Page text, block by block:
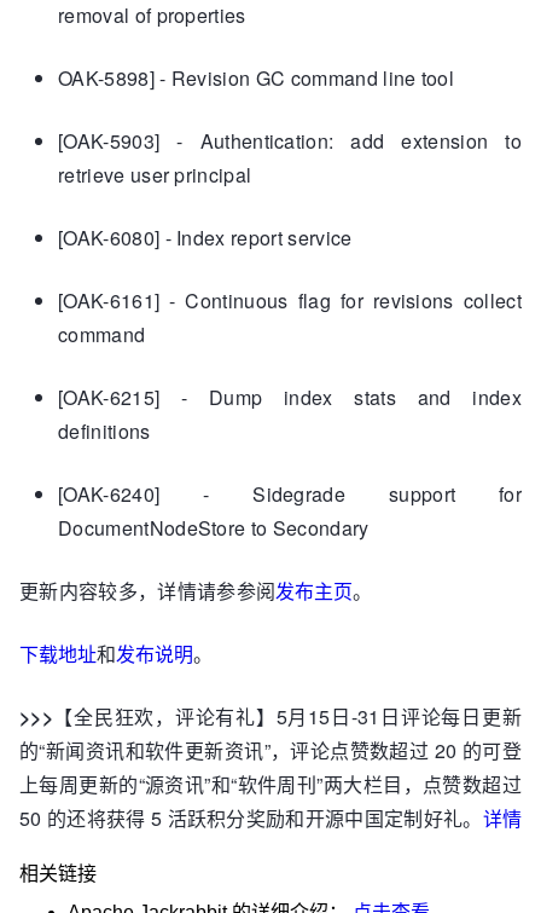
removal of properties
OAK-5898] - Revision GC command line tool
[OAK-5903] - Authentication: add extension to
retrieve user principal
[OAK-6080] - Index report service
[OAK-6161] - Continuous flag for revisions collect
command
[OAK-6215] - Dump index stats and index
definitions
[OAK-6240] - Sidegrade support for
DocumentNodeStore to Secondary
更新内容较多，详情请参参阅发布主页。
下载地址和发布说明。
>>> 【全民狂欢，评论有礼】5月15日-31日评论每日更新
的“新闻资讯和软件更新资讯”，评论点赞数超过 20 的可登
上每周更新的“源资讯”和“软件周刊”两大栏目，点赞数超过
50 的还将获得 5 活跃积分奖励和开源中国定制好礼。 详情
相关链接